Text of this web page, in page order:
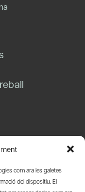
com ara les galetes
del dispositiu. El